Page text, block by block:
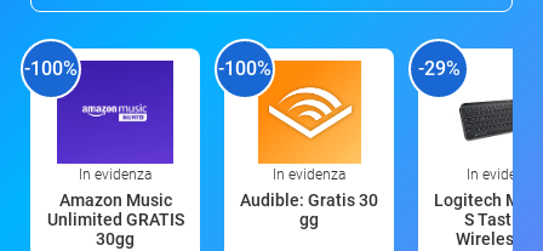
-100%
In evidenza
Amazon Music
Unlimited GRATIS
30gg
-100%
In evidenza
Audible: Gratis 30
gg
-29%
In evidenza
Logitech MX
S Tastiera
Wireless